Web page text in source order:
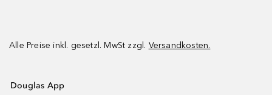
Alle Preise inkl. gesetzl. MwSt zzgl. Versandkosten.
Douglas App